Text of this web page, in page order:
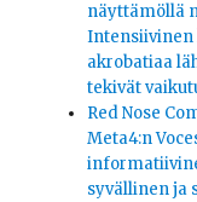
näyttämöllä
Intensiivinen
akrobatiaa
tekivät
Red Nose
Meta4:n
syvällinen ja